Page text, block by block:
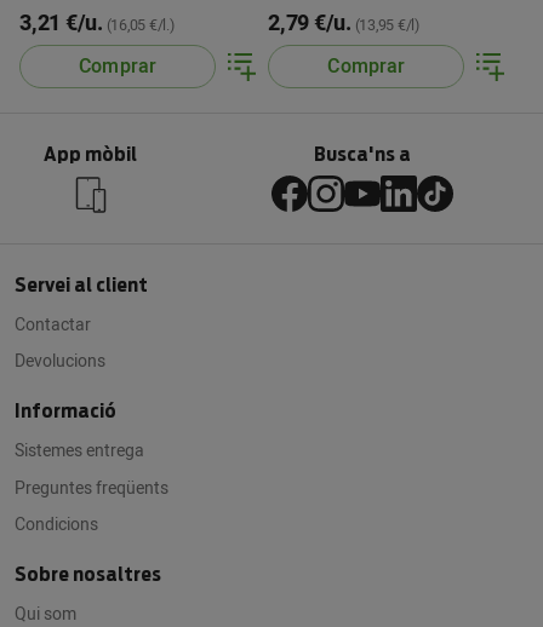
3,21 €/u. (16,05 €/l.)
Comprar
2,79 €/u. (13,95 €/l)
Comprar
App mòbil Busca'ns a
Servei al client
Contactar
Devolucions
Informació
Sistemes entrega
Preguntes freqüents
Condicions
Sobre nosaltres
Qui som